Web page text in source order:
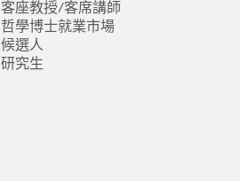
客座教授/客席講師
哲學博士就業市場
候選人
研究生